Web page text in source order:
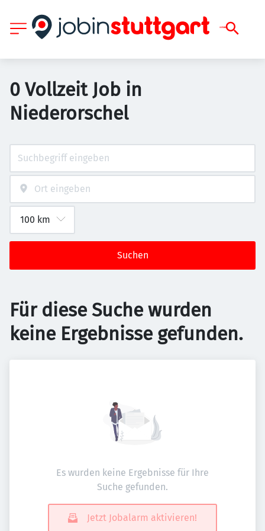
0 Vollzeit Job in
Niederorschel
Suchen
Für diese Suche wurden
keine Ergebnisse gefunden.
Es wurden keine Ergebnisse für Ihre
Suche gefunden.
Jetzt Jobalarm aktivieren!